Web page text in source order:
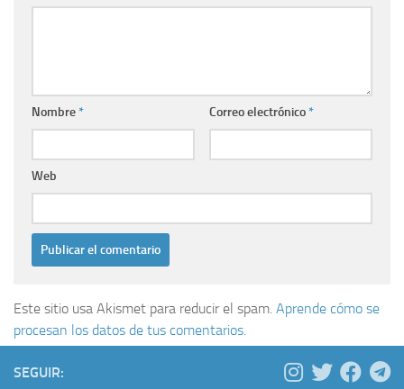
Nombre* Correo electrónico*
Web
Este sitio usa Akismet para reducir el spam. Aprende cómo se
procesan los datos de tus comentarios.
SEGUIR: